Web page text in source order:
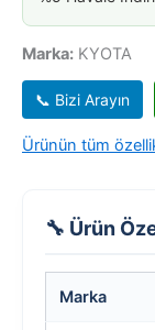
Marka: KYOTA
📞 Bizi Arayın
Ürünün tüm
🔧 Ürün
Marka